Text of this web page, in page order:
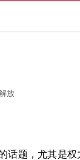
放
话题，尤其是